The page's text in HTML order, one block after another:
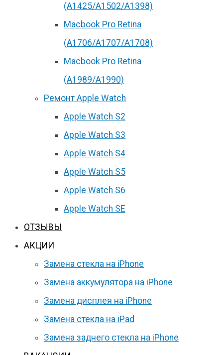
(А1425/A1502/A1398)
Macbook Pro Retina
(А1706/A1707/A1708)
Macbook Pro Retina
(А1989/A1990)
Ремонт Apple Watch
Apple Watch S2
Apple Watch S3
Apple Watch S4
Apple Watch S5
Apple Watch S6
Apple Watch SE
ОТЗЫВЫ
АКЦИИ
Замена стекла на iPhone
Замена аккумулятора на iPhone
Замена дисплея на iPhone
Замена стекла на iPad
Замена заднего стекла на iPhone